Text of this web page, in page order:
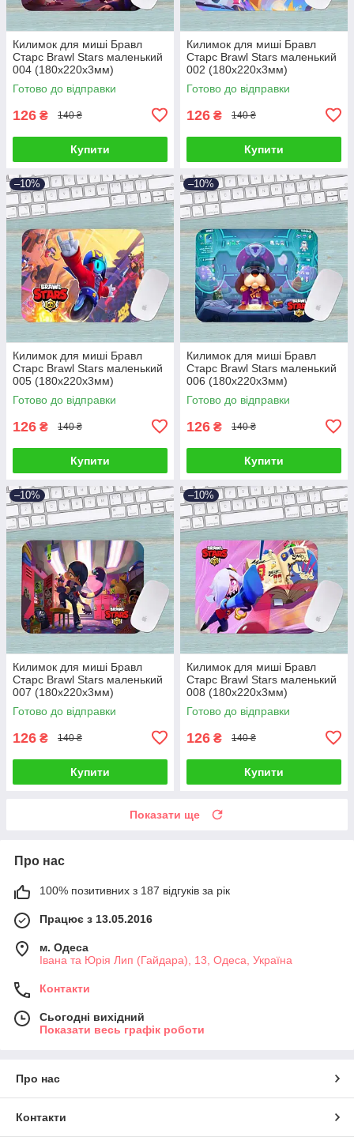
Килимок для миші Бравл
Старс Brawl Stars маленький
004 (180х220х3мм)
Готово до відправки
126 ₴ 140 ₴
Купити
Килимок для миші Бравл
Старс Brawl Stars маленький
002 (180х220х3мм)
Готово до відправки
126 ₴ 140 ₴
Купити
–10%
Килимок для миші Бравл
Старс Brawl Stars маленький
005 (180х220х3мм)
Готово до відправки
126 ₴ 140 ₴
Купити
–10%
Килимок для миші Бравл
Старс Brawl Stars маленький
006 (180х220х3мм)
Готово до відправки
126 ₴ 140 ₴
Купити
–10%
Килимок для миші Бравл
Старс Brawl Stars маленький
007 (180х220х3мм)
Готово до відправки
126 ₴ 140 ₴
Купити
–10%
Килимок для миші Бравл
Старс Brawl Stars маленький
008 (180х220х3мм)
Готово до відправки
126 ₴ 140 ₴
Купити
Показати ще
Про нас
100% позитивних з 187 відгуків за рік
Працює з 13.05.2016
м. Одеса
Івана та Юрія Лип (Гайдара), 13, Одеса, Україна
Контакти
Сьогодні вихідний
Показати весь графік роботи
Про нас
Контакти